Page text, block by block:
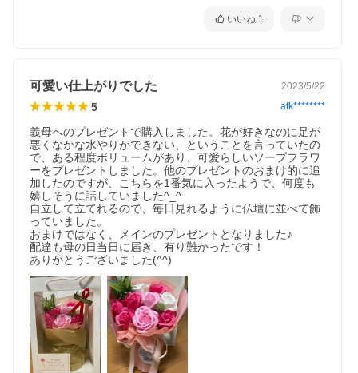
いいね 1
可愛い仕上がりでした 2023/5/22
5 afk********
義母へのプレゼントで購入しました。花が好きなのに足が
悪くなかな水やりができない、ということを言っていたの
で、ある程度ボリュームがあり、可愛らしいソープフラワ
ーをプレゼントしました。他のプレゼントのおまけ的に追
加したのですが、こちらを1番気に入ったようで、何度も
嬉しそうに話していました^_^
自立して立てれるので、毎日見れるように仏壇に並べて飾
っていました。
おまけではなく、メインのプレゼントとなりました♪
配達も母の日当日に届き、有り難かったです！
ありがとうございました(^^)